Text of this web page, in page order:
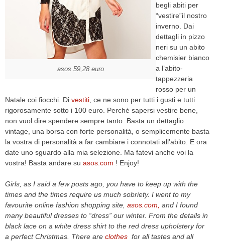
asos 59,28 euro
begli abiti per
“vestire”il nostro
inverno. Dai
dettagli in pizzo
neri su un abito
chemisier bianco
a l’abito-
tappezzeria
rosso per un
Natale coi fiocchi. Di vestiti , ce ne sono per tutti i gusti e tutti
rigorosamente sotto i 100 euro. Perchè sapersi vestire bene,
non vuol dire spendere sempre tanto. Basta un dettaglio
vintage, una borsa con forte personalità, o semplicemente basta
la vostra di personalità a far cambiare i connotati all’abito. E ora
date uno sguardo alla mia selezione. Ma fatevi anche voi la
vostra! Basta andare su asos.com ! Enjoy!
Girls, as I said a few posts ago, you have to keep up with the
times and the times require us much sobriety. I went to my
favourite online fashion shopping site, asos.com, and I found
many beautiful dresses to “dress” our winter. From the details in
black lace on a white dress shirt to the red dress upholstery for
a perfect Christmas. There are clothes for all tastes and all